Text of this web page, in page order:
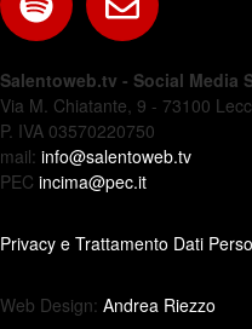
Salentoweb.tv - Social Media
Via M. Chiatante, 9 - 73100
P. IVA 03570220750
mail: info@salentoweb.tv
PEC incima@pec.it
Privacy e Trattamento Dati
Web Design: Andrea Riezzo